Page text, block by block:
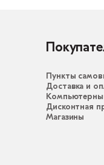
Пункты
Доставка и
Дисконтная
Магазины